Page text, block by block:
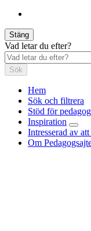
Stäng
Vad letar du efter?
Sök
Hem
Sök och filtrera
Stöd för
Inspiration
Intresserad av
Om